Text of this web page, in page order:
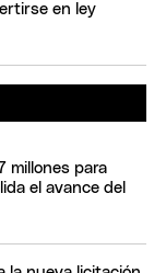
en ley
millones para
el avance del